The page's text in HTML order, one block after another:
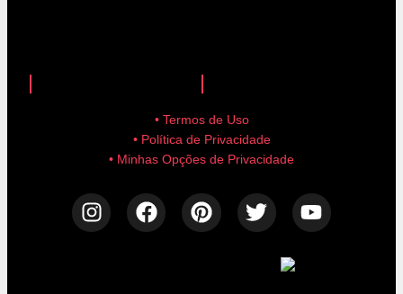
• Termos de Uso
• Política de Privacidade
• Minhas Opções de Privacidade